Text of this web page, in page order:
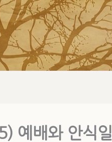
예배와 안식일